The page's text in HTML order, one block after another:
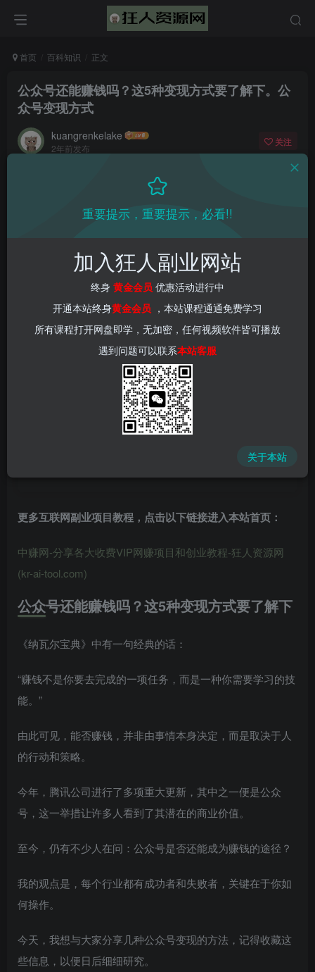
首页 百科知识 正文
公众号还能赚钱吗？这5种变现方式要了解下。公
众号变现方式
kuangrenkelake
2年前发布
关注
链接进入本站首页：
更多互联网副业项目教程，点击以下链接进入本站首页 ：
中赚网-分享各大收费VIP网赚项目和创业教程-狂人资源网
(kr-ai-tool.com)
公众号还能赚钱吗？这5种变现方式要了解下
《纳瓦尔宝典》中有一句经典的话：
“赚钱不是你要去完成的一项任务，而是一种你需要学习的技
能。”
由此可见，能否赚钱，并非由事情本身决定，而是取决于人
的行动和策略。
今年，腾讯公司进行了多项重大更新，其中之一便是公众
号，这一举措让许多人看到了其潜在的商业价值。
至今，仍有不少人在问：公众号是否还能成为赚钱的途径？
我的观点是，每个行业都有成功者和失败者，关键在于你如
何操作。
今天，我想与大家分享几种公众号变现的方法，记得收藏这
些信息，以便日后细细研究。
重要提示，重要提示，必看!!
加入狂人副业网站
终身 黄金会员 优惠活动进行中
开通本站终身黄金会员 ，本站课程通通免费学习
所有课程打开网盘即学，无加密，任何视频软件皆可播放
遇到问题可以联系本站客服
关于本站